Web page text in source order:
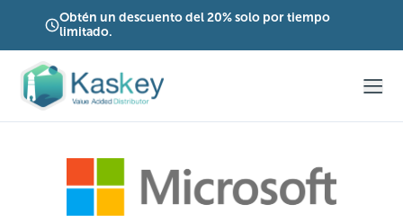
Obtén un descuento del 20% solo por tiempo
limitado.